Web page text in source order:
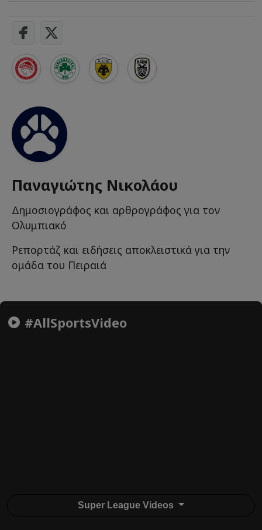
Παναγιώτης Νικολάου
Δημοσιογράφος και αρθρογράφος για τον
Ολυμπιακό
Ρεπορτάζ και ειδήσεις αποκλειστικά για την
ομάδα του Πειραιά
#AllSportsVideo
Super League Videos